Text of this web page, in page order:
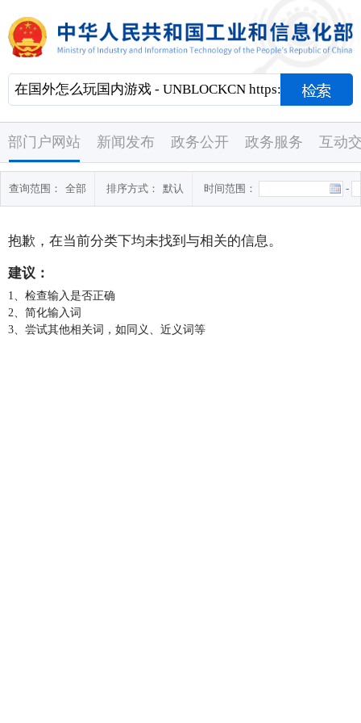
部门户网站 新闻发布 政务公开 政务服务 互动
查询范围： 全部 排序方式： 默认 时间范围： -
抱歉，在当前分类下均未找到与相关的信息。
建议：
1、检查输入是否正确
2、简化输入词
3、尝试其他相关词，如同义、近义词等